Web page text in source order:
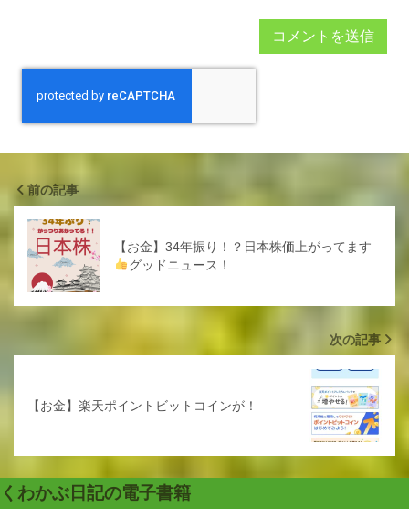
前の記事
【お金】34年振り！？日本株価上がってます
グッドニュース！
次の記事
【お金】楽天ポイントビットコインが！
くわかぶ日記の電子書籍